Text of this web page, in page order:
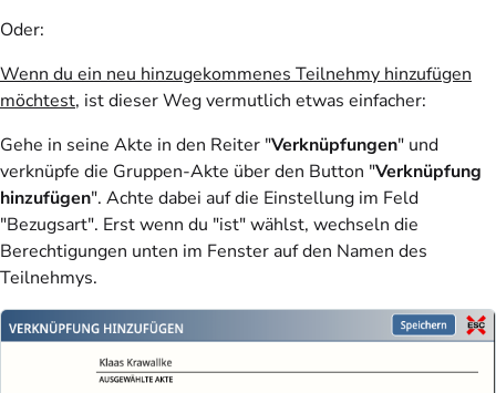
Oder:
Wenn du ein neu hinzugekommenes Teilnehmy hinzufügen
möchtest, ist dieser Weg vermutlich etwas einfacher:
Gehe in seine Akte in den Reiter "Verknüpfungen" und
verknüpfe die Gruppen-Akte über den Button "Verknüpfung
hinzufügen". Achte dabei auf die Einstellung im Feld
"Bezugsart". Erst wenn du "ist" wählst, wechseln die
Berechtigungen unten im Fenster auf den Namen des
Teilnehmys.